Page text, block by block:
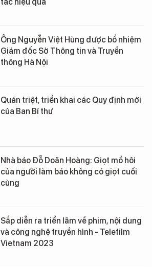
tác hiệu quả
Ông Nguyễn Việt Hùng được bổ nhiệm
Giám đốc Sở Thông tin và Truyền
thông Hà Nội
Quán triệt, triển khai các Quy định mới
của Ban Bí thư
Nhà báo Đỗ Doãn Hoàng: Giọt mồ hôi
của người làm báo không có giọt cuối
cùng
Sắp diễn ra triển lãm về phim, nội dung
và công nghệ truyền hình - Telefilm
Vietnam 2023